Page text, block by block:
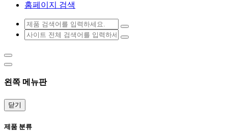
홈페이지 검색
왼쪽 메뉴판
닫기
제품 분류